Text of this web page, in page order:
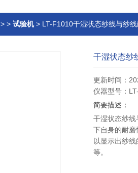
> > 试验机> LT-F1010干湿状态纱线与纱
干湿状态纱
更新时间：
仪器型号：
简要描述：
干湿状态纱
下自身的耐
以显示出纱
等。